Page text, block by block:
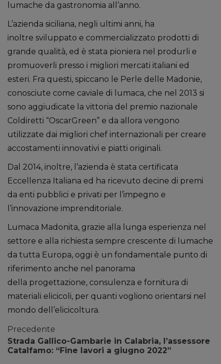
lumache da gastronomia all’anno.
L’azienda siciliana, negli ultimi anni, ha
inoltre sviluppato e commercializzato prodotti di
grande qualità, ed è stata pioniera nel produrli e
promuoverli presso i migliori mercati italiani ed
esteri. Fra questi, spiccano le Perle delle Madonie,
conosciute come caviale di lumaca, che nel 2013 si
sono aggiudicate la vittoria del premio nazionale
Coldiretti “OscarGreen” e da allora vengono
utilizzate dai migliori chef internazionali per creare
accostamenti innovativi e piatti originali.
Dal 2014, inoltre, l’azienda è stata certificata
Eccellenza Italiana ed ha ricevuto decine di premi
da enti pubblici e privati per l’impegno e
l’innovazione imprenditoriale.
Lumaca Madonita, grazie alla lunga esperienza nel
settore e alla richiesta sempre crescente di lumache
da tutta Europa, oggi è un fondamentale punto di
riferimento anche nel panorama
della progettazione, consulenza e fornitura di
materiali elicicoli, per quanti vogliono orientarsi nel
mondo dell’elicicoltura.
Precedente
Strada Gallico-Gambarie in Calabria, l’assessore
Catalfamo: “Fine lavori a giugno 2022”